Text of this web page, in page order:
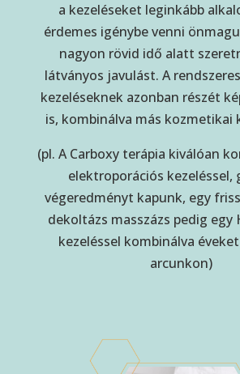
a kezeléseket leginkább
érdemes igénybe venni
nagyon rövid idő alatt
látványos javulást. A
kezeléseknek azonban részét
is, kombinálva más kozmetikai
(pl. A Carboxy terápia kiválóan
elektroporációs kezeléssel,
végeredményt kapunk, egy
dekoltázs masszázs pedig egy
kezeléssel kombinálva
arcunkon)